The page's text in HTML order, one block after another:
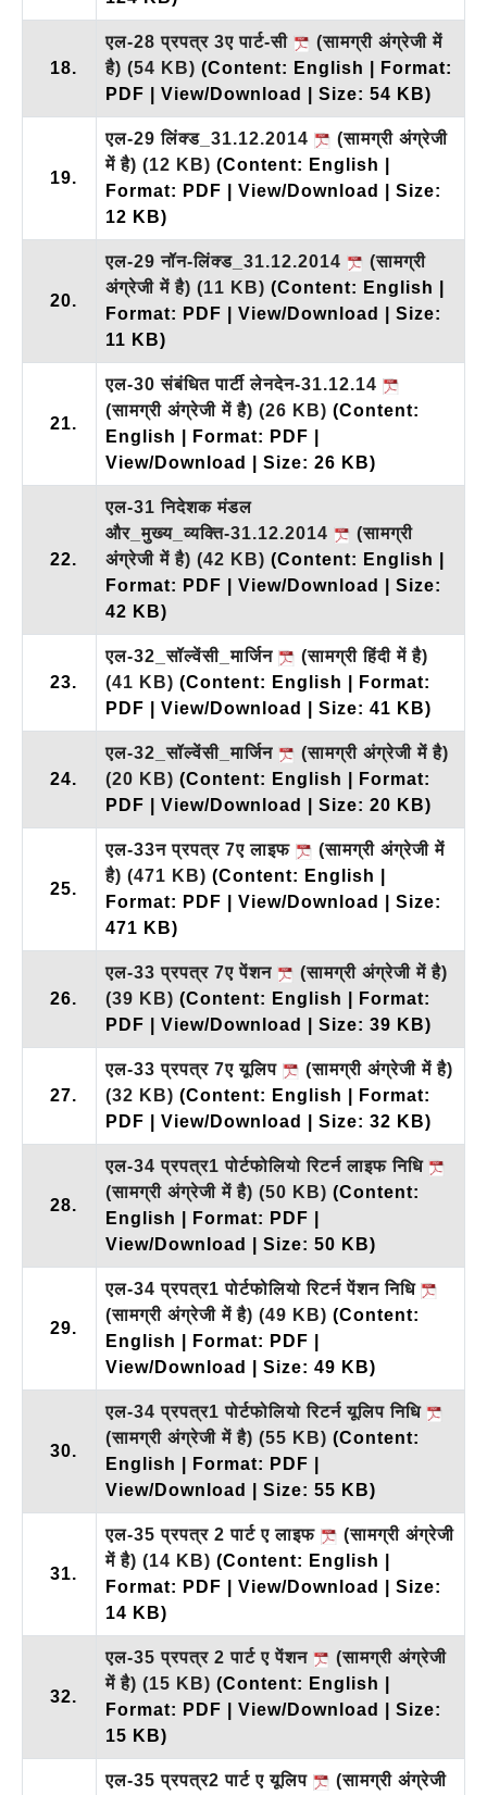
18.
एल-28 प्रपत्र 3ए पार्ट-सी
(सामग्री अंग्रेजी में
है) (54 KB) (Content: English | Format:
PDF | View/Download | Size: 54 KB)
19.
एल-29 लिंक्ड_31.12.2014
(सामग्री अंग्रेजी
में है) (12 KB) (Content: English |
Format: PDF | View/Download | Size:
12 KB)
20.
एल-29 नॉन-लिंक्ड_31.12.2014
(सामग्री
अंग्रेजी में है) (11 KB) (Content: English |
Format: PDF | View/Download | Size:
11 KB)
21.
एल-30 संबंधित पार्टी लेनदेन-31.12.14
(सामग्री अंग्रेजी में है) (26 KB) (Content:
English | Format: PDF |
View/Download | Size: 26 KB)
22.
एल-31 निदेशक मंडल
और_मुख्य_व्यक्ति-31.12.2014
(सामग्री
अंग्रेजी में है) (42 KB) (Content: English |
Format: PDF | View/Download | Size:
42 KB)
23.
एल-32_सॉल्वेंसी_मार्जिन
(सामग्री हिंदी में है)
(41 KB) (Content: English | Format:
PDF | View/Download | Size: 41 KB)
24.
एल-32_सॉल्वेंसी_मार्जिन
(सामग्री अंग्रेजी में है)
(20 KB) (Content: English | Format:
PDF | View/Download | Size: 20 KB)
25.
एल-33न प्रपत्र 7ए लाइफ
(सामग्री अंग्रेजी में
है) (471 KB) (Content: English |
Format: PDF | View/Download | Size:
471 KB)
26.
एल-33 प्रपत्र 7ए पेंशन
(सामग्री अंग्रेजी में है)
(39 KB) (Content: English | Format:
PDF | View/Download | Size: 39 KB)
27.
एल-33 प्रपत्र 7ए यूलिप
(सामग्री अंग्रेजी में है)
(32 KB) (Content: English | Format:
PDF | View/Download | Size: 32 KB)
28.
एल-34 प्रपत्र1 पोर्टफोलियो रिटर्न लाइफ निधि
(सामग्री अंग्रेजी में है) (50 KB) (Content:
English | Format: PDF |
View/Download | Size: 50 KB)
29.
एल-34 प्रपत्र1 पोर्टफोलियो रिटर्न पेंशन निधि
(सामग्री अंग्रेजी में है) (49 KB) (Content:
English | Format: PDF |
View/Download | Size: 49 KB)
30.
एल-34 प्रपत्र1 पोर्टफोलियो रिटर्न यूलिप निधि
(सामग्री अंग्रेजी में है) (55 KB) (Content:
English | Format: PDF |
View/Download | Size: 55 KB)
31.
एल-35 प्रपत्र 2 पार्ट ए लाइफ
(सामग्री अंग्रेजी
में है) (14 KB) (Content: English |
Format: PDF | View/Download | Size:
14 KB)
32.
एल-35 प्रपत्र 2 पार्ट ए पेंशन
(सामग्री अंग्रेजी
में है) (15 KB) (Content: English |
Format: PDF | View/Download | Size:
15 KB)
एल-35 प्रपत्र2 पार्ट ए यूलिप
(सामग्री अंग्रेजी